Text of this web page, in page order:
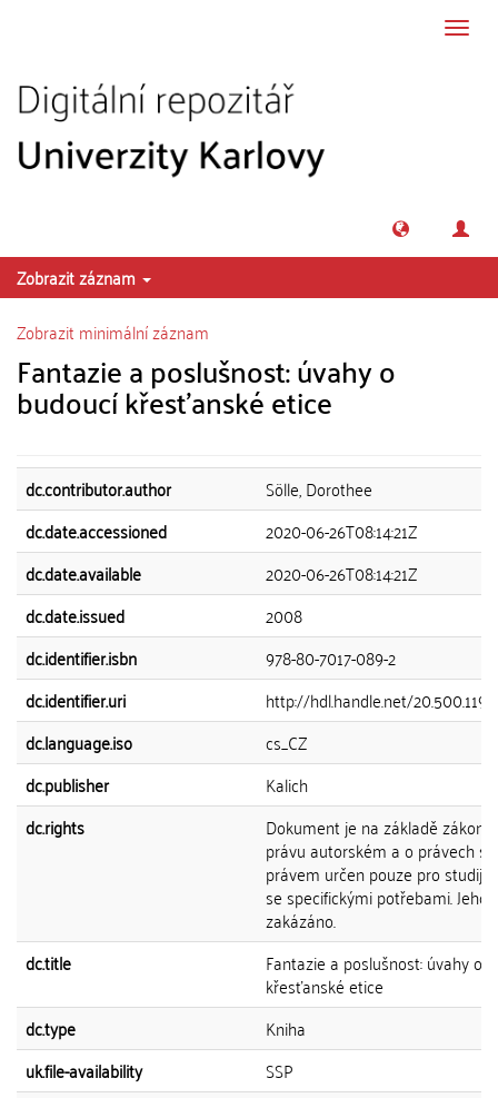
Zobrazit záznam
Zobrazit minimální záznam
Fantazie a poslušnost: úvahy o
budoucí křesťanské etice
dc.contributor.author
Sölle, Dorothee
dc.date.accessioned
2020-06-26T08:14:21Z
dc.date.available
2020-06-26T08:14:21Z
dc.date.issued
2008
dc.identifier.isbn
978-80-7017-089-2
dc.identifier.uri
http://hdl.handle.net/
dc.language.iso
cs_CZ
dc.publisher
Kalich
dc.rights
Dokument je na základě zákona
právu autorském a o právech
právem určen pouze pro
se specifickými potřebami. Jeho
zakázáno.
dc.title
Fantazie a poslušnost: úvahy o
křesťanské etice
dc.type
Kniha
uk.file-availability
SSP